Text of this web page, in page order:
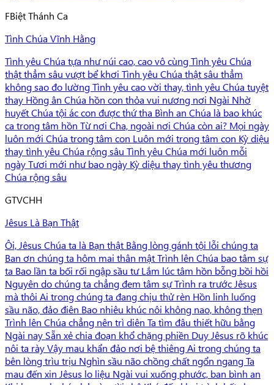
FBiệt Thánh Ca
Tình Chúa Vĩnh Hằng
Tình yêu Chúa tựa như núi cao, cao vô cùng Tình yêu Chúa
thật thẳm sâu vượt bể khơi Tình yêu Chúa thật sâu thẳm
không sao đo lường Tình yêu cao vời thay, tình yêu Chúa tuyệt
thay Hồng ân Chúa hồn con thỏa vui nương nơi Ngài Nhờ
huyết Chúa tội ác con được thứ tha Bình an Chúa là bao khúc
ca trong tâm hồn Từ nơi Cha, ngoài nơi Chúa còn ai? Mọi ngày
luôn mới Chúa trong tâm con Luôn mới trong tâm con Kỳ diệu
thay tình yêu Chúa rộng sâu Tình yêu Chúa mới luôn mỗi
ngày Tươi mới như bao ngày Kỳ diệu thay tình yêu thương
Chúa rộng sâu
GTVCHH
Jêsus Là Bạn Thật
Ôi, Jêsus Chúa ta là Bạn thật Bằng lòng gánh tội lỗi chúng ta
Ban ơn chúng ta hôm mai thân mật Trình lên Chúa bao tâm sự
ta Bao lần ta bối rối ngập sầu tư Lắm lúc tâm hồn bỗng bồi hồi
Nguyên do chúng ta chẳng đem tâm sự Trình ra trước Jêsus
mà thôi Ai trong chúng ta đang chịu thử rèn Hồn linh luống
sầu não, đảo điên Bao nhiêu khúc nôi không nao, không thẹn
Trình lên Chúa chẳng nên trì diên Ta tìm đâu thiết hữu bằng
Ngài nay Sẵn xẻ chia đoạn khổ chặng phiền Duy Jêsus rõ khúc
nôi ta rày Vậy mau khẩn đảo nơi bệ thiêng Ai trong chúng ta
bên lòng trìu trịu Nghìn sầu não chồng chất ngổn ngang Ta
mau đến xin Jêsus lo liệu Ngài vui xuống phước, ban bình an